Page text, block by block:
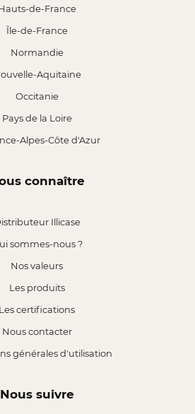
de-France
Île-de-France
Normandie
Aquitaine
Occitanie
Pays de la Loire
Alpes-Côte d'Azur
connaître
Illicase
sommes-nous ?
Nos valeurs
Les produits
Les certifications
Nous contacter
générales d'utilisation
Nous suivre